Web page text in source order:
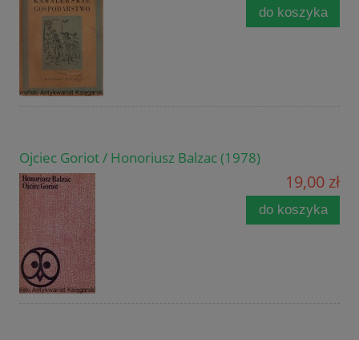
do koszyka
Ojciec Goriot / Honoriusz Balzac (1978)
19,00 zł
do koszyka